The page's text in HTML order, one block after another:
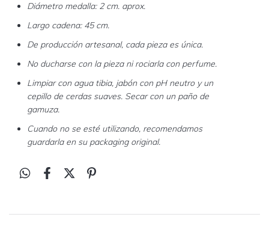
Diámetro medalla: 2 cm. aprox.
Largo cadena: 45 cm.
De producción artesanal, cada pieza es única.
No ducharse con la pieza ni rociarla con perfume.
Limpiar con agua tibia, jabón con pH neutro y un
cepillo de cerdas suaves. Secar con un paño de
gamuza.
Cuando no se esté utilizando, recomendamos
guardarla en su packaging original.